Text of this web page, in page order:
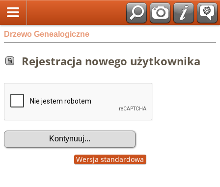
Drzewo Genealogiczne
Rejestracja nowego użytkownika
Wersja standardowa